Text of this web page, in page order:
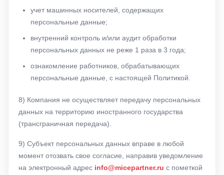
учет машинных носителей, содержащих
персональные данные;
внутренний контроль и/или аудит обработки
персональных данных не реже 1 раза в 3 года;
ознакомление работников, обрабатывающих
персональные данные, с настоящей Политикой.
8) Компания не осуществляет передачу персональных
данных на территорию иностранного государства
(трансграничная передача).
9) Субъект персональных данных вправе в любой
момент отозвать свое согласие, направив уведомление
на электронный адрес info@micepartner.ru с пометкой